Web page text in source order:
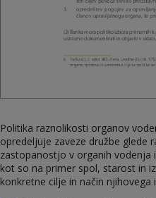
Politika raznolikosti organov
opredeljuje zaveze družbe glede
zastopanostjo v organih vodenja
kot so na primer spol, starost in
konkretne cilje in način njihovega